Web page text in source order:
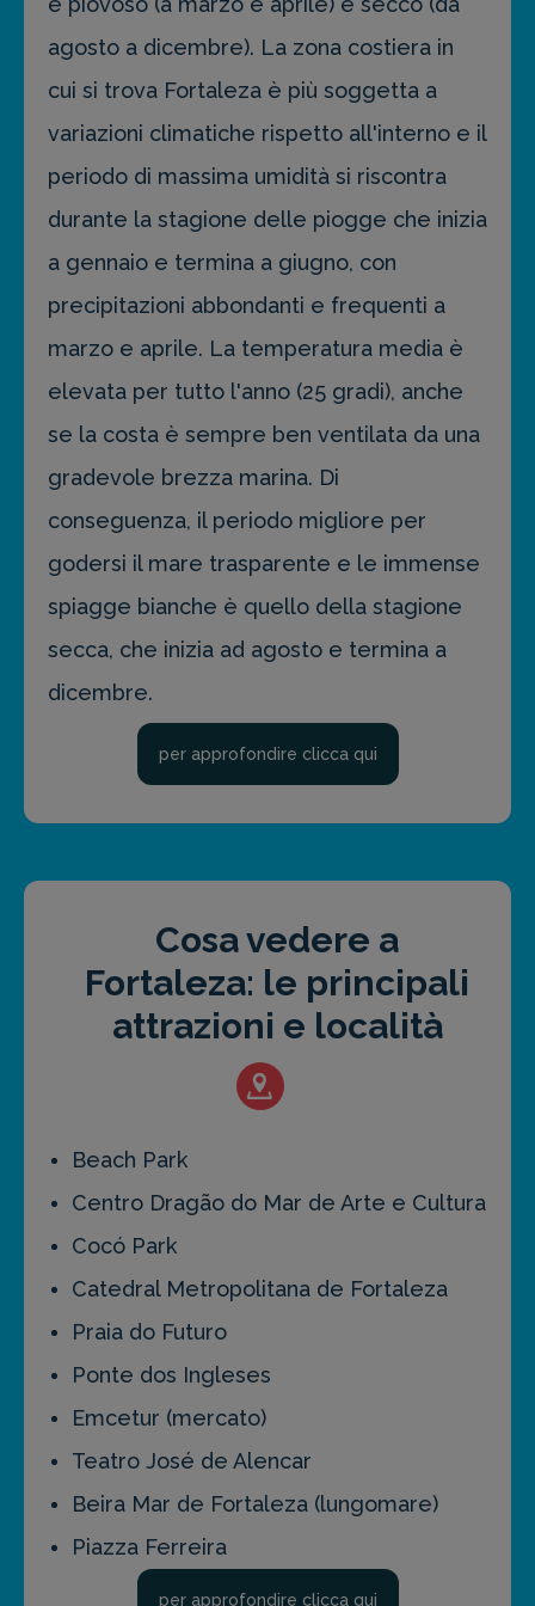
agosto a dicembre). La zona costiera in
cui si trova Fortaleza è più soggetta a
variazioni climatiche rispetto all'interno e il
periodo di massima umidità si riscontra
durante la stagione delle piogge che inizia
a gennaio e termina a giugno, con
precipitazioni abbondanti e frequenti a
marzo e aprile. La temperatura media è
elevata per tutto l'anno (25 gradi), anche
se la costa è sempre ben ventilata da una
gradevole brezza marina. Di
conseguenza, il periodo migliore per
godersi il mare trasparente e le immense
spiagge bianche è quello della stagione
secca, che inizia ad agosto e termina a
dicembre.
per approfondire clicca qui
Cosa vedere a
Fortaleza: le principali
attrazioni e località
Beach Park
Centro Dragão do Mar de Arte e Cultura
Cocó Park
Catedral Metropolitana de Fortaleza
Praia do Futuro
Ponte dos Ingleses
Emcetur (mercato)
Teatro José de Alencar
Beira Mar de Fortaleza (lungomare)
Piazza Ferreira
per approfondire clicca qui